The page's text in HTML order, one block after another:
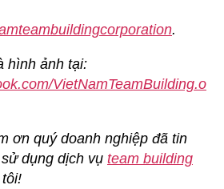
.
hình ảnh tại:
VietNamTeamBuilding.o
ơn quý doanh nghiệp đã tin
dụng dịch vụ team building